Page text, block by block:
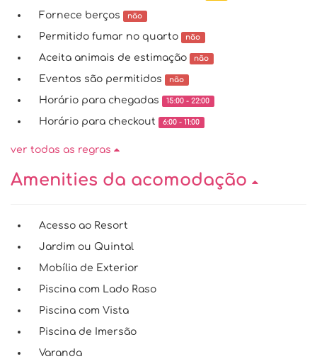
Fornece berços não
Permitido fumar no quarto não
Aceita animais de estimação não
Eventos são permitidos não
Horário para chegadas 15:00 - 22:00
Horário para checkout 6:00 - 11:00
ver todas as regras
Amenities da acomodação
Acesso ao Resort
Jardim ou Quintal
Mobília de Exterior
Piscina com Lado Raso
Piscina com Vista
Piscina de Imersão
Varanda